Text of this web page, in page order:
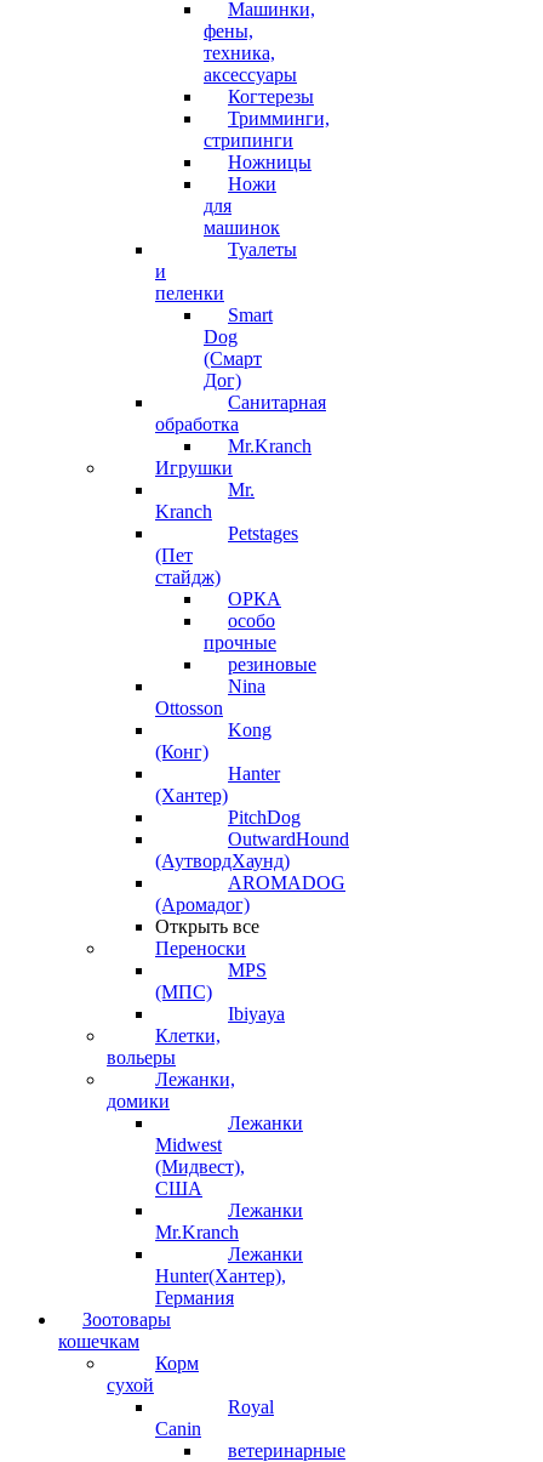
Машинки,
фены,
техника,
аксессуары
Когтерезы
Тримминги,
стрипинги
Ножницы
Ножи
для
машинок
Туалеты
и
пеленки
Smart
Dog
(Смарт
Дог)
Санитарная
обработка
Mr.Kranch
Игрушки
Mr.
Kranch
Petstages
(Пет
стайдж)
ОРКА
особо
прочные
резиновые
Nina
Ottosson
Kong
(Конг)
Hanter
(Хантер)
PitchDog
OutwardHound
(АутвордХаунд)
AROMADOG
(Аромадог)
Открыть все
Переноски
MPS
(МПС)
Ibiyaya
Клетки,
вольеры
Лежанки,
домики
Лежанки
Midwest
(Мидвест),
США
Лежанки
Mr.Kranch
Лежанки
Hunter(Хантер),
Германия
Зоотовары
кошечкам
Корм
сухой
Royal
Canin
ветеринарные